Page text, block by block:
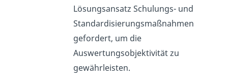
Lösungsansatz Schulungs- und
Standardisierungsmaßnahmen
gefordert, um die
Auswertungsobjektivität zu
gewährleisten.